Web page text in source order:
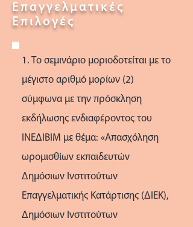
Επαγγελματικές
Επιλογές
1. Το σεμινάριο μοριοδοτείται με το
μέγιστο αριθμό μορίων (2)
σύμφωνα με την πρόσκληση
εκδήλωσης ενδιαφέροντος του
ΙΝΕΔΙΒΙΜ με θέμα: «Απασχόληση
ωρομισθίων εκπαιδευτών
Δημόσιων Ινστιτούτων
Επαγγελματικής Κατάρτισης (ΔΙΕΚ),
Δημόσιων Ινστιτούτων